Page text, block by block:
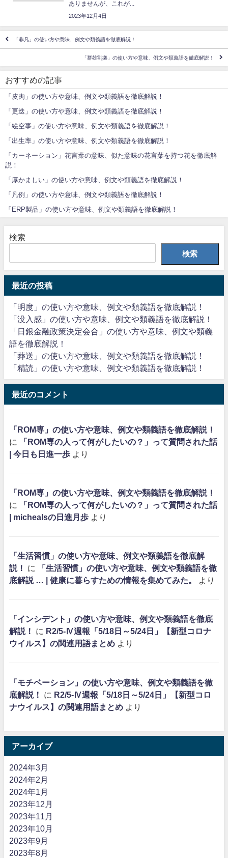
ありませんが、これが...
2023年12月4日
「非凡」の使い方や意味、例文や類義語を徹底解説！
「群雄割拠」の使い方や意味、例文や類義語を徹底解説！
おすすめの記事
「皮肉」の使い方や意味、例文や類義語を徹底解説！
「更迭」の使い方や意味、例文や類義語を徹底解説！
「絵空事」の使い方や意味、例文や類義語を徹底解説！
「出生率」の使い方や意味、例文や類義語を徹底解説！
「カーネーション」花言葉の意味、似た意味の花言葉を持つ花を徹底解
説！
「厚かましい」の使い方や意味、例文や類義語を徹底解説！
「凡例」の使い方や意味、例文や類義語を徹底解説！
「ERP製品」の使い方や意味、例文や類義語を徹底解説！
検索
検索
最近の投稿
「明度」の使い方や意味、例文や類義語を徹底解説！
「没入感」の使い方や意味、例文や類義語を徹底解説！
「日銀金融政策決定会合」の使い方や意味、例文や類義
語を徹底解説！
「葬送」の使い方や意味、例文や類義語を徹底解説！
「精読」の使い方や意味、例文や類義語を徹底解説！
最近のコメント
「ROM専」の使い方や意味、例文や類義語を徹底解説！
に
「ROM専の人って何がしたいの？」って質問された話
| 今日も日進一歩 より
「ROM専」の使い方や意味、例文や類義語を徹底解説！
に
「ROM専の人って何がしたいの？」って質問された話
| michealsの日進月歩 より
「生活習慣」の使い方や意味、例文や類義語を徹底解
説！
に
「生活習慣」の使い方や意味、例文や類義語を徹
底解説 … | 健康に暮らすための情報を集めてみた。
より
「インシデント」の使い方や意味、例文や類義語を徹底
解説！
に R2/5-Ⅳ週報「5/18日～5/24日」【新型コロナ
ウイルス】の関連用語まとめ より
「モチベーション」の使い方や意味、例文や類義語を徹
底解説！
に R2/5-Ⅳ週報「5/18日～5/24日」【新型コロ
ナウイルス】の関連用語まとめ より
アーカイブ
2024年3月
2024年2月
2024年1月
2023年12月
2023年11月
2023年10月
2023年9月
2023年8月